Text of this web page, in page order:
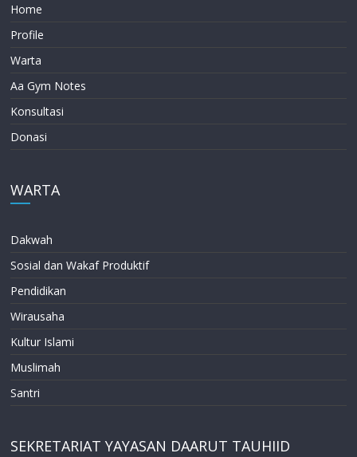
Home
Profile
Warta
Aa Gym Notes
Konsultasi
Donasi
WARTA
Dakwah
Sosial dan Wakaf Produktif
Pendidikan
Wirausaha
Kultur Islami
Muslimah
Santri
SEKRETARIAT YAYASAN DAARUT TAUHIID